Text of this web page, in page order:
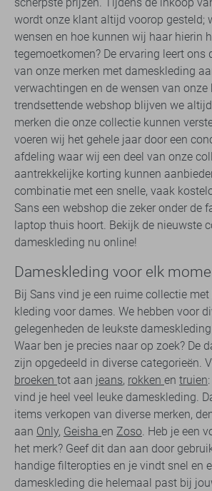
wordt onze klant altijd voorop gesteld;
wensen en hoe kunnen wij haar hierin
tegemoetkomen? De ervaring leert ons
van onze merken met dameskleding
verwachtingen en de wensen van onze
trendsettende webshop blijven we
merken die onze collectie kunnen
voeren wij het gehele jaar door een
afdeling waar wij een deel van onze
aantrekkelijke korting kunnen
combinatie met een snelle, vaak
Sans een webshop die zeker onder de
laptop thuis hoort. Bekijk de nieuwste
dameskleding nu online!
Dameskleding voor elk
Bij Sans vind je een ruime collectie met
kleding voor dames. We hebben voor
gelegenheden de leukste
Waar ben je precies naar op zoek? De
zijn opgedeeld in diverse categorieën.
broeken tot aan jeans, rokken en truien
vind je heel veel leuke dameskleding.
items verkopen van diverse merken,
aan Only, Geisha en Zoso. Heb je een
het merk? Geef dit dan aan door
handige filteropties en je vindt snel en
dameskleding die helemaal past bij